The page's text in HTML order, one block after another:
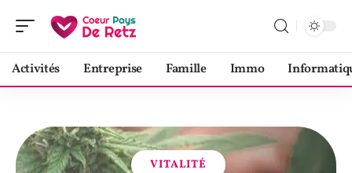
Activités Entreprise Famille Immo
VITALITÉ